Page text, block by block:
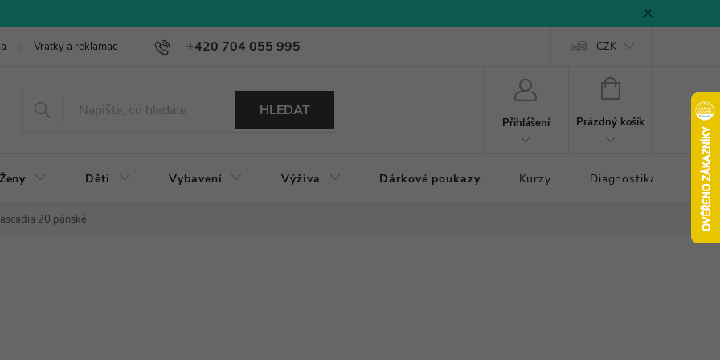
+420 704 055 995
Vratky a reklamace CZK
HLEDAT
Přihlášení
NÁKUPNÍ
Prázdný košík
Ženy Děti Vybavení Výživa Dárkové poukazy Kurzy Diagnostika došlapu
20 pánské